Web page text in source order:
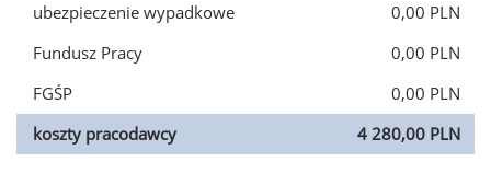
ubezpieczenie wypadkowe
0,00 PLN
Fundusz Pracy
0,00 PLN
FGŚP
0,00 PLN
koszty pracodawcy
4 280,00 PLN